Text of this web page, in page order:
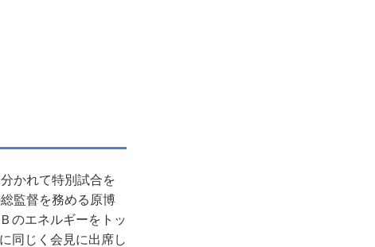
かれて特別試合を
監督を務める原博
のエネルギーをトッ
同じく会見に出席し